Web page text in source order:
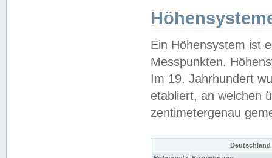
Ein Höhensystem ist
Messpunkten.
Im 19. Jahrhundert
etabliert, an welchen
zentimetergenau